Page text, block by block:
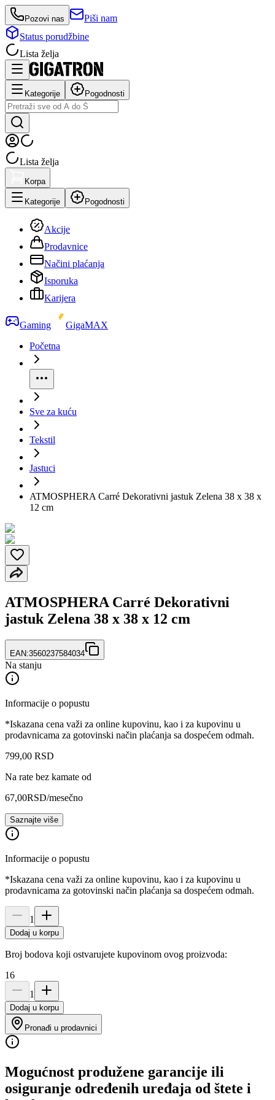
Pozovi nas
Piši nam
Status porudžbine
Lista želja
Kategorije Pogodnosti
Lista želja
Korpa
Kategorije Pogodnosti
Akcije
Prodavnice
Načini plaćanja
Isporuka
Karijera
Gaming
GigaMAX
Početna
Sve za kuću
Tekstil
Jastuci
ATMOSPHERA Carré Dekorativni jastuk Zelena 38 x 38 x
12 cm
ATMOSPHERA Carré Dekorativni
jastuk Zelena 38 x 38 x 12 cm
EAN:3560237584034
Na stanju
Informacije o popustu
*Iskazana cena važi za online kupovinu, kao i za kupovinu u
prodavnicama za gotovinski način plaćanja sa dospećem odmah.
799,00 RSD
Na rate bez kamate od
67,00RSD/mesečno
Saznajte više
Informacije o popustu
*Iskazana cena važi za online kupovinu, kao i za kupovinu u
prodavnicama za gotovinski način plaćanja sa dospećem odmah.
1
Dodaj u korpu
Broj bodova koji ostvarujete kupovinom ovog proizvoda:
16
1
Dodaj u korpu
Pronađi u prodavnici
Mogućnost produžene garancije ili
osiguranje određenih uređaja od štete i